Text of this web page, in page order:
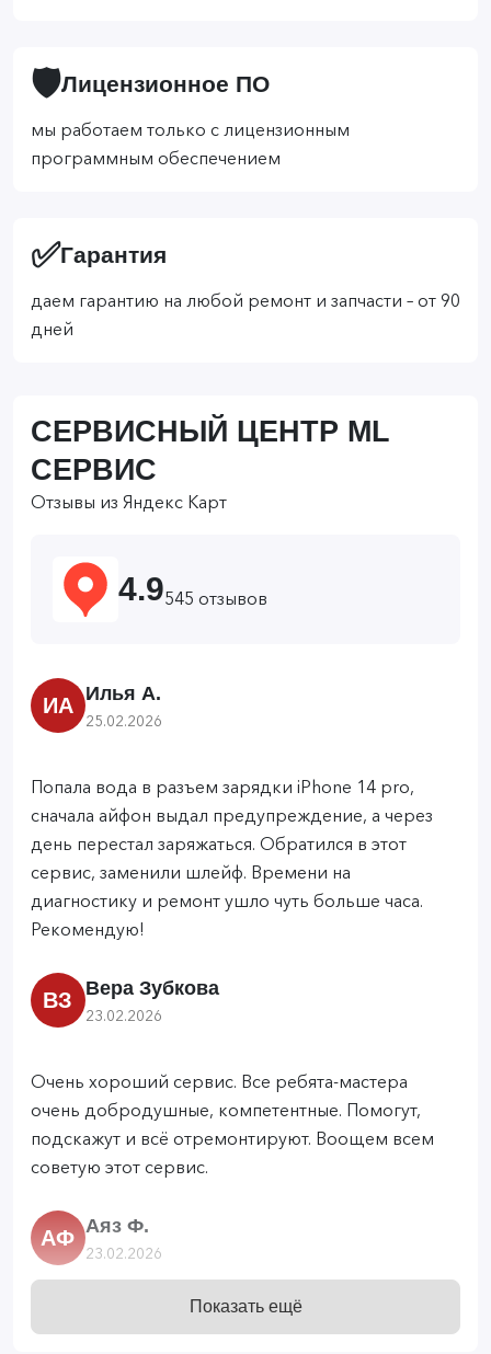
🛡️Лицензионное ПО
мы работаем только с лицензионным
программным обеспечением
✅Гарантия
даем гарантию на любой ремонт и запчасти – от 90
дней
СЕРВИСНЫЙ ЦЕНТР ML
СЕРВИС
Отзывы из Яндекс Карт
4.9545 отзывов
ИА Илья А.
25.02.2026
Попала вода в разъем зарядки iPhone 14 pro,
сначала айфон выдал предупреждение, а через
день перестал заряжаться. Обратился в этот
сервис, заменили шлейф. Времени на
диагностику и ремонт ушло чуть больше часа.
Рекомендую!
ВЗ Вера Зубкова
23.02.2026
Очень хороший сервис. Все ребята-мастера
очень добродушные, компетентные. Помогут,
подскажут и всё отремонтируют. Воощем всем
советую этот сервис.
АФ Аяз Ф.
23.02.2026
Профессионалы своего дела, очень приветливый
Показать ещё